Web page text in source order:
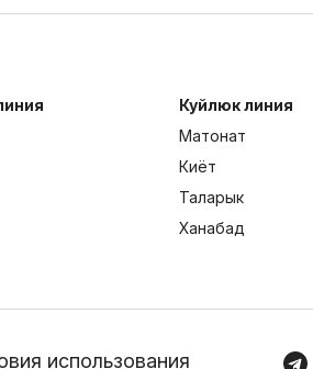
Куйлюк линия
Матонат
Киёт
Таларык
Ханабад
использования